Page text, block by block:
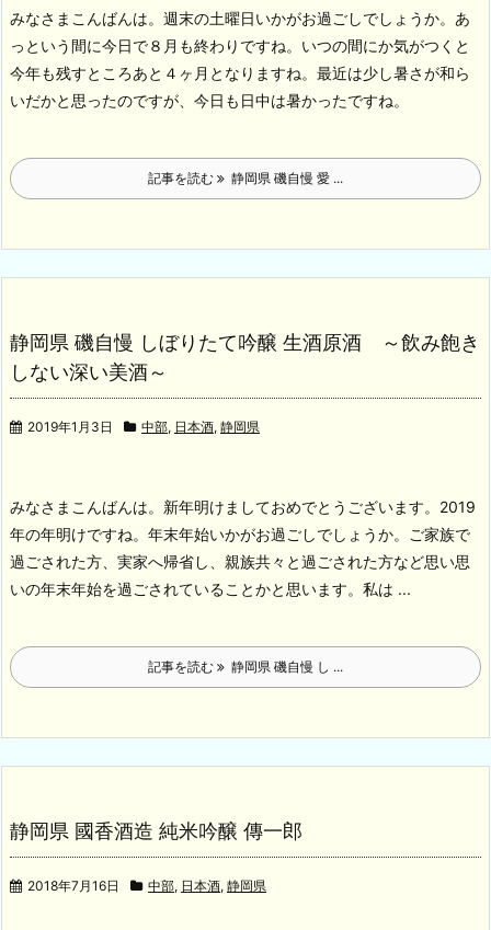
みなさまこんばんは。週末の土曜日いかがお過ごしでしょうか。あ
っという間に今日で８月も終わりですね。いつの間にか気がつくと
今年も残すところあと４ヶ月となりますね。最近は少し暑さが和ら
いだかと思ったのですが、今日も日中は暑かったですね。
記事を読む 静岡県 磯自慢 愛 ...
静岡県 磯自慢 しぼりたて吟醸 生酒原酒 ～飲み飽き
しない深い美酒～
2019年1月3日 中部, 日本酒, 静岡県
みなさまこんばんは。新年明けましておめでとうございます。2019
年の年明けですね。年末年始いかがお過ごしでしょうか。ご家族で
過ごされた方、実家へ帰省し、親族共々と過ごされた方など思い思
いの年末年始を過ごされていることかと思います。私は ...
記事を読む 静岡県 磯自慢 し ...
静岡県 國香酒造 純米吟醸 傳一郎
2018年7月16日 中部, 日本酒, 静岡県